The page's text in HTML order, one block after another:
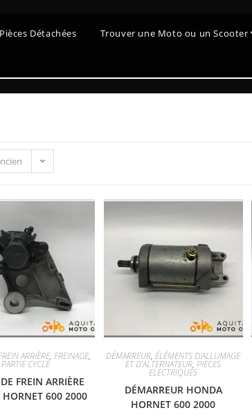
Détachées Trouver une Moto ou un Scooter
ARRIÈRE,FREINAGE,
PARTIE CYCLE
FREIN ARRIÈRE
600 2000
DÉMARREUR,ÉLÉMENTS D'ALLUMAGE
ET D'ALTERNATEUR,PIECES
ELECTRIQUES
DÉMARREUR HONDA
HORNET 600 2000